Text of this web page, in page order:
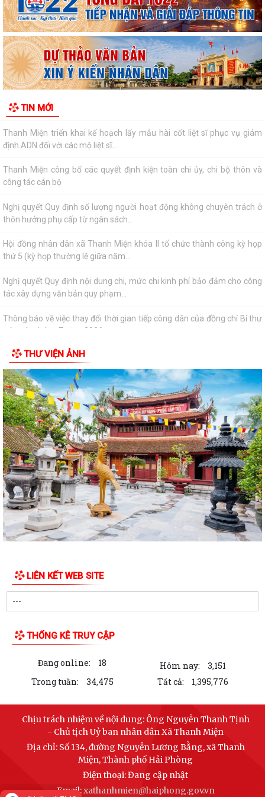
TIN MỚI
Quyết định quy định về việc phân cấp thực hiện một số nhiệm vụ trong
lĩnh vực đất đai và trình tự,...
Công văn về việc triển khai thực hiện các Quyết định của Uỷ ban nhân
dân thành phố trong lĩnh vực...
đất đai theo quy định tại Điều...
Thanh Miện triển khai kế hoạch lấy mẫu hài cốt liệt sĩ phục vụ giám
định ADN đối với các mộ liệt sĩ...
Thanh Miện công bố các quyết định kiện toàn chi ủy, chi bộ thôn và
công tác cán bộ
Nghị quyết Quy định số lượng người hoạt động không chuyên trách ở
thôn hưởng phụ cấp từ ngân sách...
Hội đồng nhân dân xã Thanh Miện khóa II tổ chức thành công kỳ họp
thứ 5 (kỳ họp thường lệ giữa năm...
Nghị quyết Quy định nội dung chi, mức chi kinh phí bảo đảm cho công
tác xây dựng văn bản quy phạm...
Thông báo về việc thay đổi thời gian tiếp công dân của đồng chí Bí thư
Đảng ủy tháng 7 năm 2026
Thông báo về việc mời ký kết hợp đồng dịch vụ với cá nhân thực hiện
nhiệm vụ của công chức theo...
Thông báo về việc niêm yết công khai danh mục thủ tục hành chính
được sửa đổi, bổ sung thuộc phạm...
Xã Thanh Miện tổ chức trọng thể Lễ dâng hương, thắp nến tri ân các
Anh hùng liệt sĩ nhân kỷ niệm 79...
Kỷ niệm 79 năm ngày Thương binh - Liệt sĩ
Thông báo kết quả kiểm tra hồ sơ đăng ký đất đai, cấp Giấy chứng
nhận quyền sử dụng đất, quyền sở...
Thông báo niêm yết Kết quả kiểm tra hồ sơ đăng ký đất đai, cấp Giấy
chứng nhận quyền sử dụng đất,...
chứng nhận quyền sử dụng đất,...
Thông báo về việc niêm yết công khai danh mục thủ tục hành chính bị
Thông báo niêm yết Kết quả kiểm tra hồ sơ đăng ký đất đai, cấp Giấy
Thông báo về việc niêm yết công khai danh mục thủ tục hành chính
ban hành mới, bị bãi bỏ lĩnh vực...
Thông báo về việc công khai số điện thoại đường dây nóng và
Facebook tiếp nhận thông tin phản ánh,...
Đoàn thanh niên Thanh Miện triển khai nhiều hoạt động tri ân nhân kỷ
niệm 79 năm ngày thương binh...
VNeID tích hợp thêm tính năng tra cứu thân nhân liệt sĩ
THƯ VIỆN ẢNH
LIÊN KẾT WEB SITE
THỐNG KÊ TRUY CẬP
Đang online: 18 Hôm nay:
3,151
Trong tuần:
34,475 Tất cả: 1,395,776
Chịu trách nhiệm về nội dung:Ông Nguyễn Thanh Tịnh
- Chủ tịch Uỷ ban nhân dân Xã Thanh Miện
Địa chỉ:Số 134, đường Nguyễn Lương Bằng, xã Thanh
Miện, Thành phố Hải Phòng
Điện thoại:Đang cập nhật
Email:xathanhmien@haiphong.gov.vn